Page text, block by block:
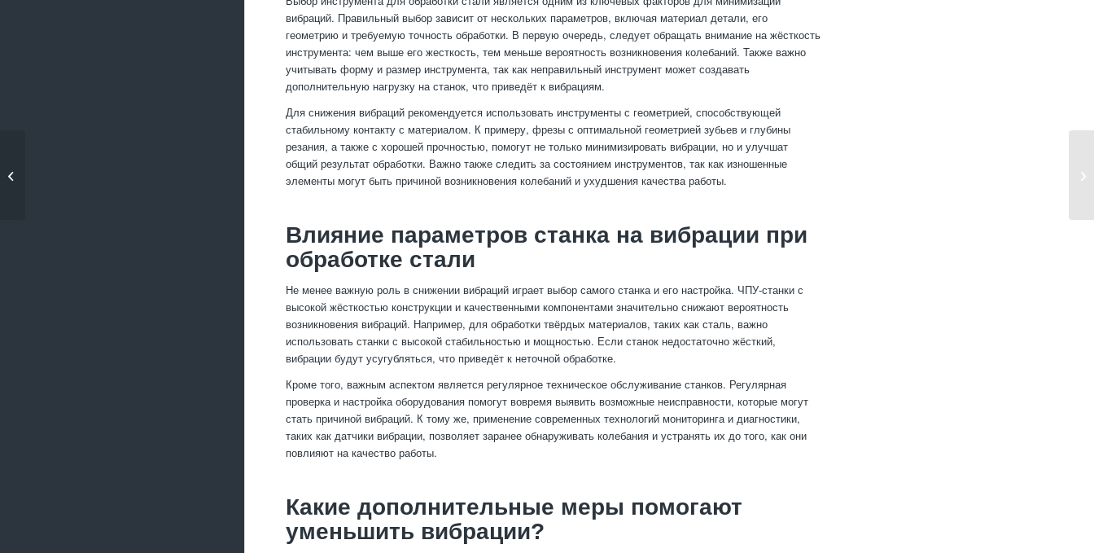
вибраций. Правильный выбор зависит от нескольких параметров, включая материал детали, его
геометрию и требуемую точность обработки. В первую очередь, следует обращать внимание на жёсткость
инструмента: чем выше его жесткость, тем меньше вероятность возникновения колебаний. Также важно
учитывать форму и размер инструмента, так как неправильный инструмент может создавать
дополнительную нагрузку на станок, что приведёт к вибрациям.
Для снижения вибраций рекомендуется использовать инструменты с геометрией, способствующей
стабильному контакту с материалом. К примеру, фрезы с оптимальной геометрией зубьев и глубины
резания, а также с хорошей прочностью, помогут не только минимизировать вибрации, но и улучшат
общий результат обработки. Важно также следить за состоянием инструментов, так как изношенные
элементы могут быть причиной возникновения колебаний и ухудшения качества работы.
Влияние параметров станка на вибрации при
обработке стали
Не менее важную роль в снижении вибраций играет выбор самого станка и его настройка. ЧПУ-станки с
высокой жёсткостью конструкции и качественными компонентами значительно снижают вероятность
возникновения вибраций. Например, для обработки твёрдых материалов, таких как сталь, важно
использовать станки с высокой стабильностью и мощностью. Если станок недостаточно жёсткий,
вибрации будут усугубляться, что приведёт к неточной обработке.
Кроме того, важным аспектом является регулярное техническое обслуживание станков. Регулярная
проверка и настройка оборудования помогут вовремя выявить возможные неисправности, которые могут
стать причиной вибраций. К тому же, применение современных технологий мониторинга и диагностики,
таких как датчики вибрации, позволяет заранее обнаруживать колебания и устранять их до того, как они
повлияют на качество работы.
Какие дополнительные меры помогают
уменьшить вибрации?